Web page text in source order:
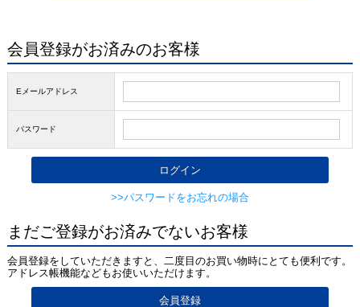
会員登録がお済みのお客様
Eメールアドレス
パスワード
>>パスワードをお忘れの場合
まだご登録がお済みでないお客様
会員登録をしていただきますと、二度目のお買い物時にとても便利です。
アドレス帳機能などもお使いいただけます。